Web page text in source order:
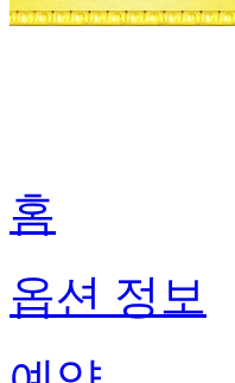
홈
옵션 정보